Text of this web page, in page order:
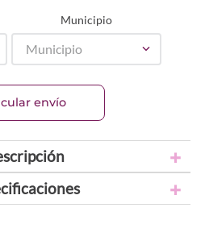
Municipio
Municipio
envío